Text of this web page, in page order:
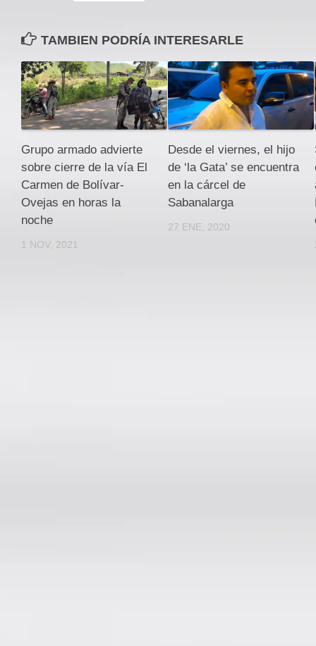
TAMBIEN PODRÍA INTERESARLE
Grupo armado advierte
sobre cierre de la vía El
Carmen de Bolívar-
Ovejas en horas la
noche
1 NOV, 2021
Desde el viernes, el hijo
de ‘la Gata’ se encuentra
en la cárcel de
Sabanalarga
27 ENE, 2020